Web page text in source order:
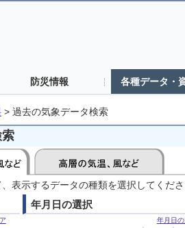
防災情報 各種データ・
> 過去の気象データ検索
表示するデータの種類を選択してくだ
年月日の選択
年月日